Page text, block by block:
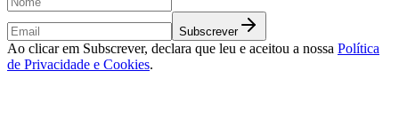
Subscrever
Ao clicar em Subscrever, declara que leu e aceitou a nossa Política
de Privacidade e Cookies.